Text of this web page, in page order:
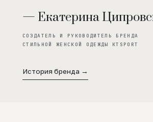
— Екатерина
СОЗДАТЕЛЬ И РУКОВОДИТЕЛЬ БРЕНДА
СТИЛЬНОЙ ЖЕНСКОЙ ОДЕЖДЫ KTSPORT
История бренда →